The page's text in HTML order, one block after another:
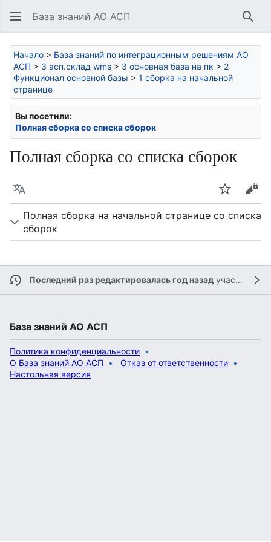
База знаний АО АСП
Начало > База знаний по интеграционным решениям АО
АСП > 3 асп.склад wms > 3 основная база на пк > 2
Функционал основной базы > 1 сборка на начальной
странице
Вы посетили:
Полная сборка со списка сборок
Полная сборка со списка сборок
Язык Следить
Полная сборка на начальной странице со списка
сборок
Последний раз редактировалась год назад участником
База знаний АО АСП
Политика конфиденциальности
О База знаний АО АСП
Отказ от ответственности
Настольная версия